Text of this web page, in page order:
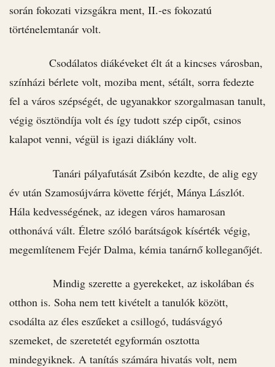
során fokozati vizsgákra ment, II.-es fokozatú
történelemtanár volt.
Csodálatos diákéveket élt át a kincses városban,
színházi bérlete volt, moziba ment, sétált, sorra fedezte
fel a város szépségét, de ugyanakkor szorgalmasan tanult,
végig ösztöndíja volt és így tudott szép cipőt, csinos
kalapot venni, végül is igazi diáklány volt.
Tanári pályafutását Zsibón kezdte, de alig egy
év után Szamosújvárra követte férjét, Mánya Lászlót.
Hála kedvességének, az idegen város hamarosan
otthonává vált. Életre szóló barátságok kísérték végig,
megemlítenem Fejér Dalma, kémia tanárnő kolleganőjét.
Mindig szerette a gyerekeket, az iskolában és
otthon is. Soha nem tett kivételt a tanulók között,
csodálta az éles eszűeket a csillogó, tudásvágyó
szemeket, de szeretetét egyformán osztotta
mindegyiknek. A tanítás számára hivatás volt, nem